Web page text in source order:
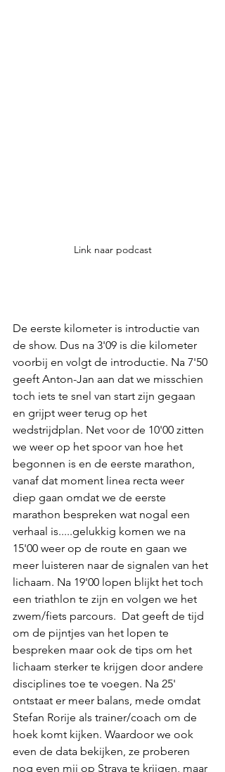
Link naar podcast
De eerste kilometer is introductie van
de show. Dus na 3'09 is die kilometer
voorbij en volgt de introductie. Na 7'50
geeft Anton-Jan aan dat we misschien
toch iets te snel van start zijn gegaan
en grijpt weer terug op het
wedstrijdplan. Net voor de 10'00 zitten
we weer op het spoor van hoe het
begonnen is en de eerste marathon,
vanaf dat moment linea recta weer
diep gaan omdat we de eerste
marathon bespreken wat nogal een
verhaal is.....gelukkig komen we na
15'00 weer op de route en gaan we
meer luisteren naar de signalen van het
lichaam. Na 19'00 lopen blijkt het toch
een triathlon te zijn en volgen we het
zwem/fiets parcours.  Dat geeft de tijd
om de pijntjes van het lopen te
bespreken maar ook de tips om het
lichaam sterker te krijgen door andere
disciplines toe te voegen. Na 25'
ontstaat er meer balans, mede omdat
Stefan Rorije als trainer/coach om de
hoek komt kijken. Waardoor we ook
even de data bekijken, ze proberen
nog even mij op Strava te krijgen, maar